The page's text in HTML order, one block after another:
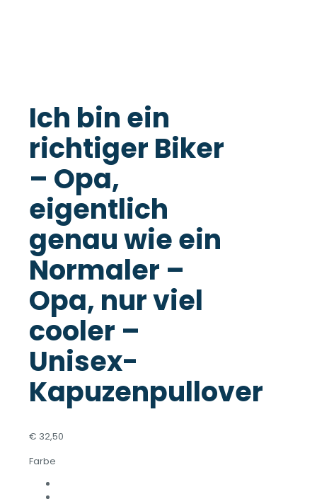
Ich bin ein
richtiger Biker
– Opa,
eigentlich
genau wie ein
Normaler –
Opa, nur viel
cooler –
Unisex-
Kapuzenpullover
€ 32,50
Farbe